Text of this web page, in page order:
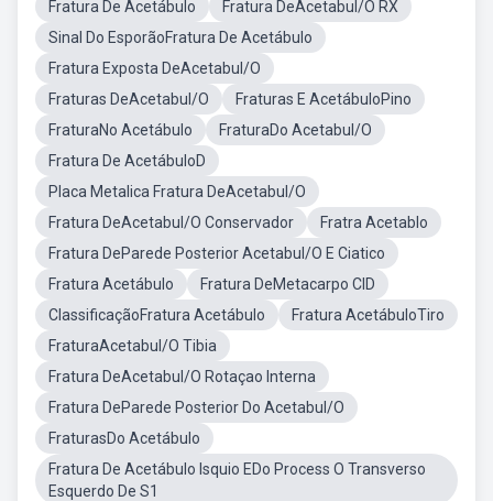
Fratura De Acetábulo
Fratura DeAcetabul/O RX
Sinal Do EsporãoFratura De Acetábulo
Fratura Exposta DeAcetabul/O
Fraturas DeAcetabul/O
Fraturas E AcetábuloPino
FraturaNo Acetábulo
FraturaDo Acetabul/O
Fratura De AcetábuloD
Placa Metalica Fratura DeAcetabul/O
Fratura DeAcetabul/O Conservador
Fratra Acetablo
Fratura DeParede Posterior Acetabul/O E Ciatico
Fratura Acetábulo
Fratura DeMetacarpo CID
ClassificaçãoFratura Acetábulo
Fratura AcetábuloTiro
FraturaAcetabul/O Tibia
Fratura DeAcetabul/O Rotaçao Interna
Fratura DeParede Posterior Do Acetabul/O
FraturasDo Acetábulo
Fratura De Acetábulo Isquio EDo Process O Transverso
Esquerdo De S1